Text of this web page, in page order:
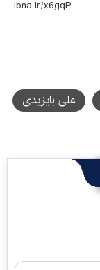
علی بایزیدی